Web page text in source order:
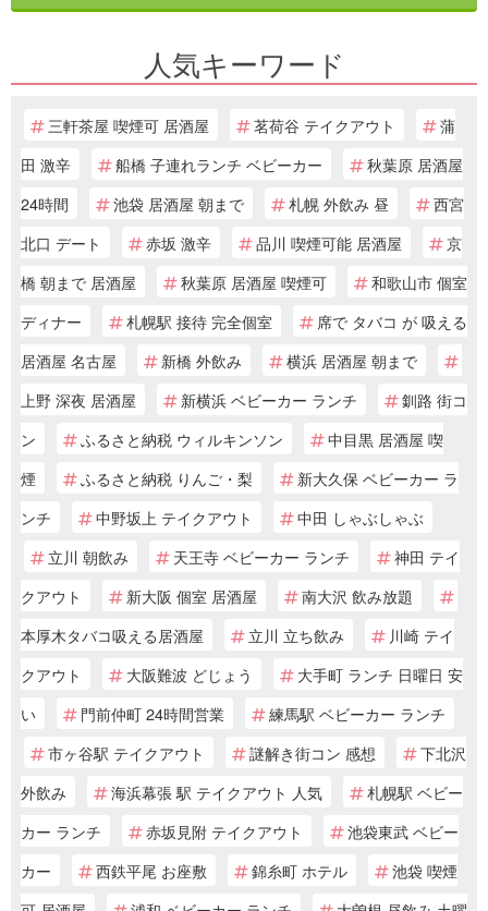
人気キーワード
三軒茶屋 喫煙可 居酒屋 茗荷谷 テイクアウト
蒲
田 激辛
船橋 子連れランチ ベビーカー
秋葉原 居酒屋
24時間
池袋 居酒屋 朝まで 札幌 外飲み 昼
西宮
北口 デート
赤坂 激辛 品川 喫煙可能 居酒屋
京
橋 朝まで 居酒屋
秋葉原 居酒屋 喫煙可
和歌山市 個室
ディナー
札幌駅 接待 完全個室
席で タバコ が 吸える
居酒屋 名古屋
新橋 外飲み
横浜 居酒屋 朝まで
上野 深夜 居酒屋
新横浜 ベビーカー ランチ
釧路 街コ
ン
ふるさと納税 ウィルキンソン
中目黒 居酒屋 喫
煙
ふるさと納税 りんご・梨
新大久保 ベビーカー ラ
ンチ
中野坂上 テイクアウト
中田 しゃぶしゃぶ
立川 朝飲み
天王寺 ベビーカー ランチ
神田 テイ
クアウト
新大阪 個室 居酒屋
南大沢 飲み放題
本厚木タバコ吸える居酒屋
立川 立ち飲み
川崎 テイ
クアウト
大阪難波 どじょう
大手町 ランチ 日曜日 安
い
門前仲町 24時間営業
練馬駅 ベビーカー ランチ
市ヶ谷駅 テイクアウト
謎解き街コン 感想
下北沢
外飲み
海浜幕張 駅 テイクアウト 人気
札幌駅 ベビー
カー ランチ
赤坂見附 テイクアウト
池袋東武 ベビー
カー
西鉄平尾 お座敷 錦糸町 ホテル
池袋 喫煙